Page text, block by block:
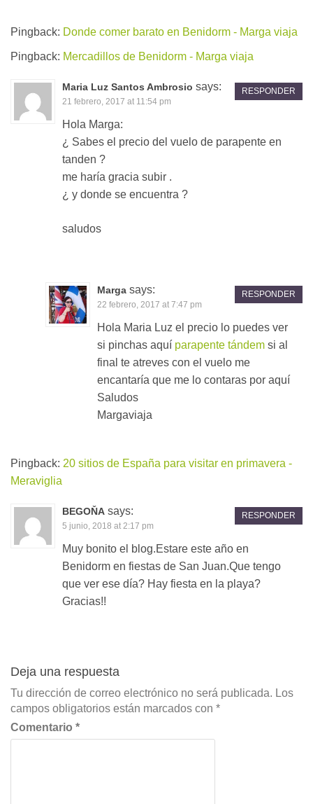
Pingback: Donde comer barato en Benidorm - Marga viaja
Pingback: Mercadillos de Benidorm - Marga viaja
Maria Luz Santos Ambrosio says:
21 febrero, 2017 at 11:54 pm
RESPONDER
Hola Marga:
¿ Sabes el precio del vuelo de parapente en
tanden ?
me haría gracia subir .
¿ y donde se encuentra ?
saludos
Marga says:
22 febrero, 2017 at 7:47 pm
RESPONDER
Hola Maria Luz el precio lo puedes ver
si pinchas aquí parapente tándem si al
final te atreves con el vuelo me
encantaría que me lo contaras por aquí
Saludos
Margaviaja
Pingback: 20 sitios de España para visitar en primavera -
Meraviglia
BEGOŇA says:
5 junio, 2018 at 2:17 pm
RESPONDER
Muy bonito el blog.Estare este año en
Benidorm en fiestas de San Juan.Que tengo
que ver ese día? Hay fiesta en la playa?
Gracias!!
Deja una respuesta
Tu dirección de correo electrónico no será publicada. Los
campos obligatorios están marcados con *
Comentario *